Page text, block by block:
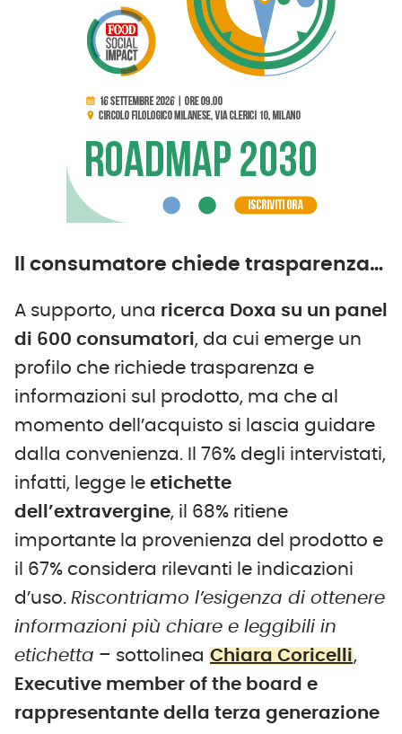
Il consumatore chiede trasparenza…
A supporto, una ricerca Doxa su un panel
di 600 consumatori, da cui emerge un
profilo che richiede trasparenza e
informazioni sul prodotto, ma che al
momento dell’acquisto si lascia guidare
dalla convenienza. Il 76% degli intervistati,
infatti, legge le etichette
dell’extravergine, il 68% ritiene
importante la provenienza del prodotto e
il 67% considera rilevanti le indicazioni
d’uso. Riscontriamo l’esigenza di ottenere
informazioni più chiare e leggibili in
etichetta – sottolinea Chiara Coricelli,
Executive member of the board e
rappresentante della terza generazione